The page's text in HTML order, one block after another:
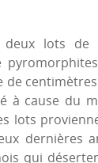
lots de
à cause du
lots
dernières
qui